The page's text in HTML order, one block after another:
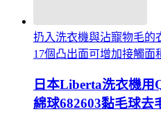
扔入洗衣機與沾寵物毛的
17個凸出面可增加接觸
日本Liberta洗衣機用
綿球682603黏毛球去